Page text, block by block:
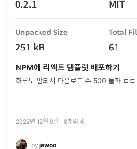
NPM에 리액트 템플릿 배포하기
하루도 안되서 다운로드 수 500 돌파 ㄷㄷ
2022년 12월 9일 · 8개의 댓글
by jewoo